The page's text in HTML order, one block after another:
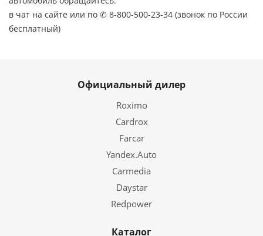
в чат на сайте или по ✆ 8-800-500-23-34 (звонок по России
бесплатный)
Официальный дилер
Roximo
Cardrox
Farcar
Yandex.Auto
Carmedia
Daystar
Redpower
Каталог